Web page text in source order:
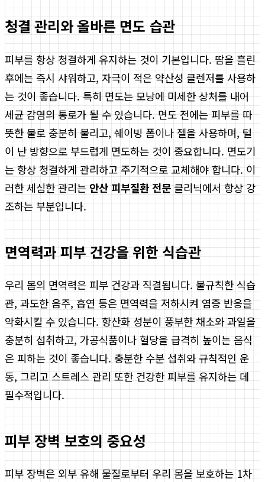
청결 관리와 올바른 면도 습관
피부를 항상 청결하게 유지하는 것이 기본입니다. 땀을 흘린
후에는 즉시 샤워하고, 자극이 적은 약산성 클렌저를 사용하
는 것이 좋습니다. 특히 면도는 모낭에 미세한 상처를 내어
세균 감염의 통로가 될 수 있습니다. 면도 전에는 피부를 따
뜻한 물로 충분히 불리고, 쉐이빙 폼이나 젤을 사용하며, 털
이 난 방향으로 부드럽게 면도하는 것이 중요합니다. 면도기
는 항상 청결하게 관리하고 주기적으로 교체해야 합니다. 이
러한 세심한 관리는 안산 피부질환 전문 클리닉에서 항상 강
조하는 부분입니다.
면역력과 피부 건강을 위한 식습관
우리 몸의 면역력은 피부 건강과 직결됩니다. 불규칙한 식습
관, 과도한 음주, 흡연 등은 면역력을 저하시켜 염증 반응을
악화시킬 수 있습니다. 항산화 성분이 풍부한 채소와 과일을
충분히 섭취하고, 가공식품이나 혈당을 급격히 높이는 음식
은 피하는 것이 좋습니다. 충분한 수분 섭취와 규칙적인 운
동, 그리고 스트레스 관리 또한 건강한 피부를 유지하는 데
필수적입니다.
피부 장벽 보호의 중요성
피부 장벽은 외부 유해 물질로부터 우리 몸을 보호하는 1차